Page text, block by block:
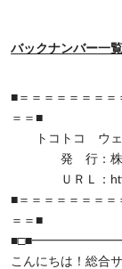
バックナンバー一
■＝＝＝＝＝＝＝
＝＝■
トコトコ ウェブ
発 行：株式会
ＵＲＬ：
■＝＝＝＝＝＝＝
＝＝■
こんにちは！総合